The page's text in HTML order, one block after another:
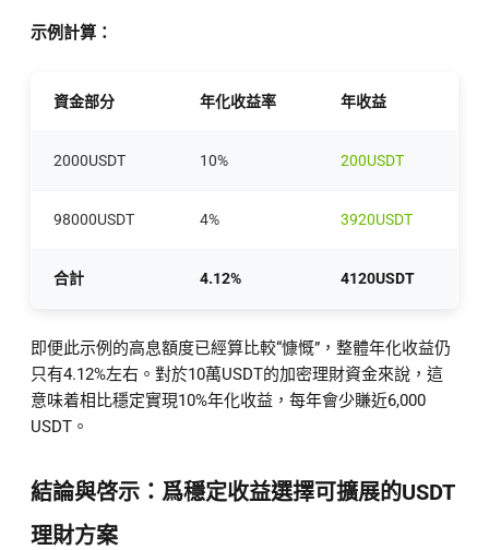
示例計算：
資金部分 年化收益率 年收益
2000USDT 10% 200USDT
98000USDT 4% 3920USDT
合計 4.12% 4120USDT
即便此示例的高息額度已經算比較“慷慨”，整體年化收益仍
只有4.12%左右。對於10萬USDT的加密理財資金來說，這
意味着相比穩定實現10%年化收益，每年會少賺近6,000
USDT。
結論與啓示：爲穩定收益選擇可擴展的USDT
理財方案